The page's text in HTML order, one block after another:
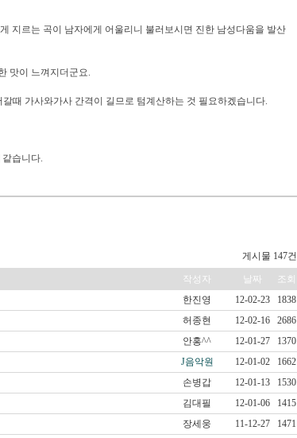
지르는 곡이 남자에게 어울리니 불러보시면 진한 남성다움을 발산
맛이 느껴지더군요.
때 가사와가사 간격이 길므로 텀계산하는 것 필요하겠습니다.
습니다.
게시물 147건
작성자 날짜
조회
한진영 12-02-23
1838
허종현 12-02-16
2686
안홍^^ 12-01-27
1370
J음악원 12-01-02
1662
손병갑 12-01-13
1530
김대필 12-01-06
1415
장세웅 11-12-27
1471